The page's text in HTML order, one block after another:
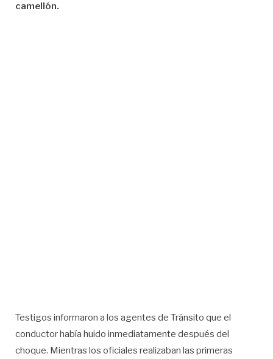
camellón.
Testigos informaron a los agentes de Tránsito que el
conductor había huido inmediatamente después del
choque. Mientras los oficiales realizaban las primeras